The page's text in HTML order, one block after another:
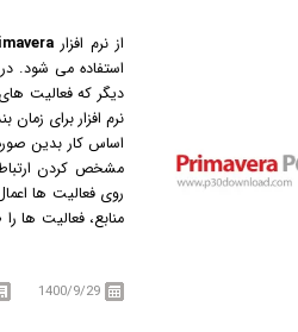
از نرم افزار
استفاده می شود.
دیگر که فعالیت
نرم افزار برای زمان
اساس کار بدین
مشخص کردن ارتباط
روی فعالیت ها
منابع، فعالیت ها
هزینه پروژه را
که تک تک فعالیت
این نرم افزار در
1400/9/29